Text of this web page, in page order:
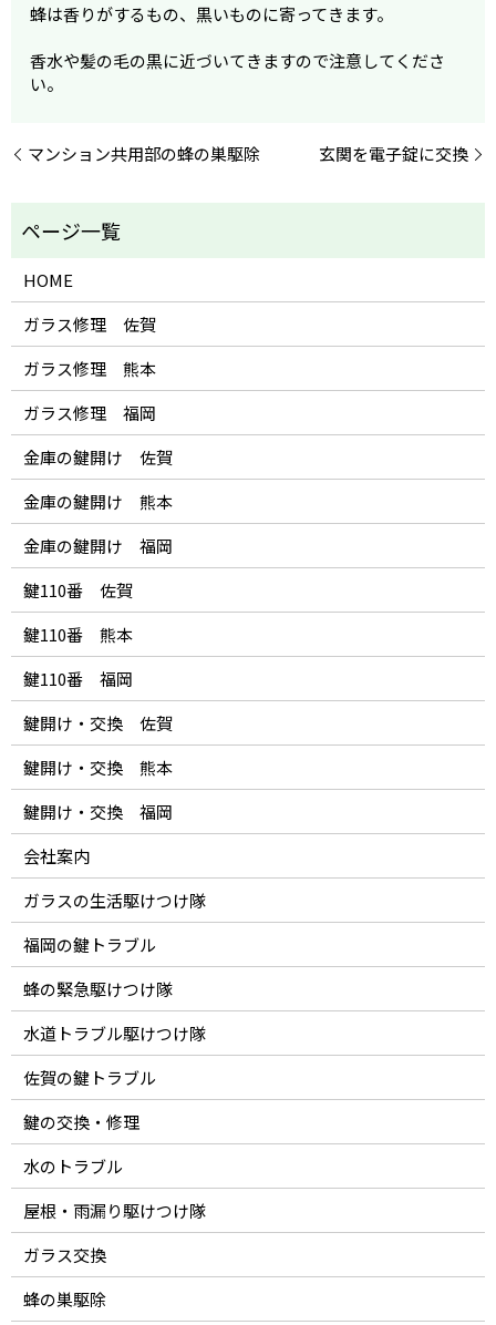
蜂は香りがするもの、黒いものに寄ってきます。
香水や髪の毛の黒に近づいてきますので注意してくださ
い。
マンション共用部の蜂の巣駆除 玄関を電子錠に交換
HOME
ガラス修理 佐賀
ガラス修理 熊本
ガラス修理 福岡
金庫の鍵開け 佐賀
金庫の鍵開け 熊本
金庫の鍵開け 福岡
鍵110番 佐賀
鍵110番 熊本
鍵110番 福岡
鍵開け・交換 佐賀
鍵開け・交換 熊本
鍵開け・交換 福岡
会社案内
ガラスの生活駆けつけ隊
福岡の鍵トラブル
蜂の緊急駆けつけ隊
水道トラブル駆けつけ隊
佐賀の鍵トラブル
鍵の交換・修理
水のトラブル
屋根・雨漏り駆けつけ隊
ガラス交換
蜂の巣駆除